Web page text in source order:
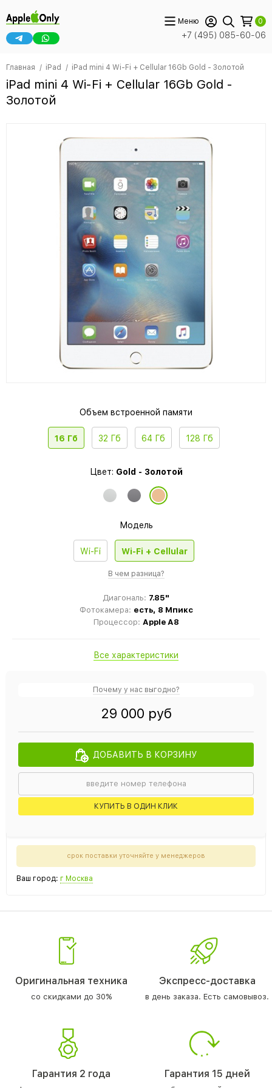
+7 (495) 085-60-06
Меню 0
Главная iPad iPad mini 4 Wi-Fi + Cellular 16Gb Gold - Золотой
iPad mini 4 Wi-Fi + Cellular 16Gb Gold -
Золотой
Объем встроенной памяти
16 Гб 32 Гб 64 Гб 128 Гб
Цвет: Gold - Золотой
Модель
Wi-Fi Wi-Fi + Cellular
В чем разница?
Диагональ: 7.85"
Фотокамера: есть, 8 Мпикс
Процессор: Apple A8
Все характеристики
Почему у нас выгодно?
29 000 руб
ДОБАВИТЬ В КОРЗИНУ
КУПИТЬ В ОДИН КЛИК
срок поставки уточняйте у менеджеров
Ваш город: г Москва
Оригинальная техника
со скидками до 30%
Экспресс-доставка
в день заказа. Есть самовывоз.
Гарантия 2 года Гарантия 15 дней